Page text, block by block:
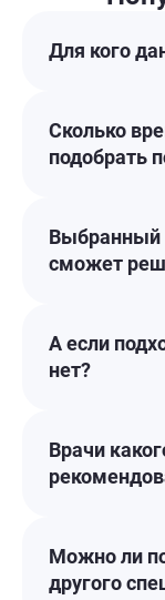
Для кого
Сколько
подобрать
Выбранный
сможет
А если
нет?
Врачи
Можно ли
другого